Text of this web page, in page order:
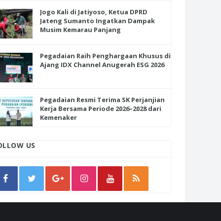
Jogo Kali di Jatiyoso, Ketua DPRD
Jateng Sumanto Ingatkan Dampak
Musim Kemarau Panjang
Pegadaian Raih Penghargaan Khusus di
Ajang IDX Channel Anugerah ESG 2026
Pegadaian Resmi Terima SK Perjanjian
Kerja Bersama Periode 2026–2028 dari
Kemenaker
US